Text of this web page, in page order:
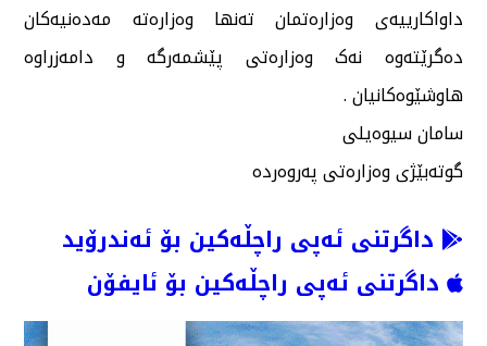
داواکارییەی وەزارەتمان تەنها وەزارەتە مەدەنیەکان
دەگرێتەوە نەک وەزارەتی پێشمەرگە و دامەزراوە
هاوشێوەکانیان .
سامان سیوەیلی
گوتەبێژی وەزارەتی پەروەردە
داگرتنی ئەپی راچڵەکین بۆ ئەندرۆید
داگرتنی ئەپی راچڵەکین بۆ ئایفۆن